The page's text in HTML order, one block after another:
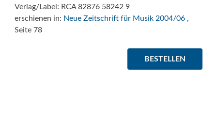
Verlag/Label: RCA 82876 58242 9
erschienen in: Neue Zeitschrift für Musik 2004/06 ,
Seite 78
BESTELLEN